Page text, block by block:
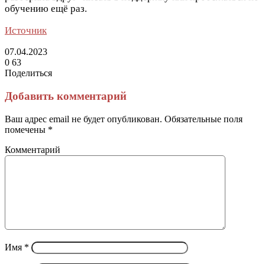
обучению ещё раз.
Источник
07.04.2023
0 63
Поделиться
через
электронную
почту
Добавить комментарий
Ваш адрес email не будет опубликован. Обязательные поля
помечены *
Комментарий
Имя *